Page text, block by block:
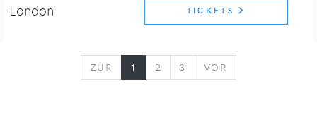
London TICKETS
ZUR ZURÜCK
1 2 3 VOR